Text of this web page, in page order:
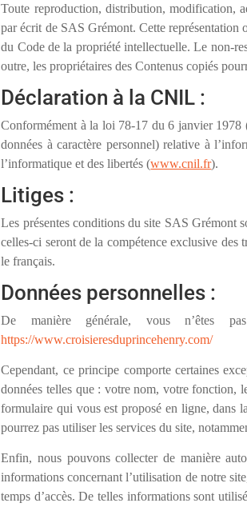
Toute reproduction, distribution, modification,
par écrit de SAS Grémont. Cette représentation
du Code de la propriété intellectuelle. Le non-
outre, les propriétaires des Contenus copiés
Déclaration à la CNIL :
Conformément à la loi 78-17 du 6 janvier 1978
données à caractère personnel) relative à
l’informatique et des libertés (www.cnil.fr).
Litiges :
Les présentes conditions du site SAS Grémont
celles-ci seront de la compétence exclusive
le français.
Données personnelles :
De manière générale, vous n’êtes
https://www.croisieresduprincehenry.com/
Cependant, ce principe comporte certaines
données telles que : votre nom, votre fonction,
formulaire qui vous est proposé en ligne, dans
pourrez pas utiliser les services du site,
Enfin, nous pouvons collecter de manière
informations concernant l’utilisation de notre
temps d’accès. De telles informations sont